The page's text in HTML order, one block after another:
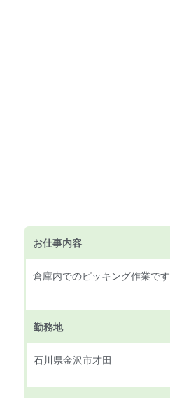
お仕事内容
倉庫内でのピッキング作業です
勤務地
石川県金沢市才田